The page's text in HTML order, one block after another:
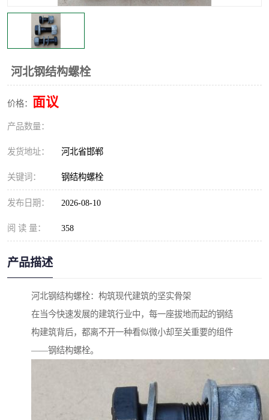
河北钢结构螺栓
价格： 面议
产品数量：
发货地址： 河北省邯郸
关键词： 钢结构螺栓
发布日期： 2026-08-10
阅 读 量： 358
产品描述
河北钢结构螺栓：构筑现代建筑的坚实骨架
在当今快速发展的建筑行业中，每一座拔地而起的钢结
构建筑背后，都离不开一种看似微小却至关重要的组件
——钢结构螺栓。